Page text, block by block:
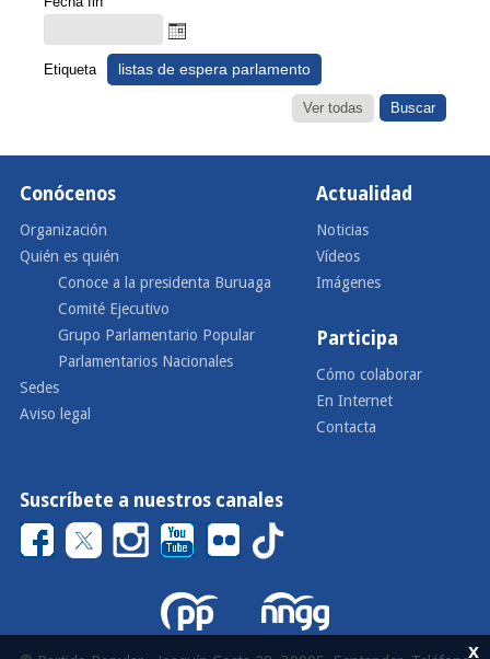
Etiqueta listas de espera parlamento
Ver todas
Conócenos
Organización
Quién es quién
Conoce a la presidenta Buruaga
Comité Ejecutivo
Grupo Parlamentario Popular
Parlamentarios Nacionales
Sedes
Aviso legal
Actualidad
Noticias
Vídeos
Imágenes
Participa
Cómo colaborar
En Internet
Contacta
Suscríbete a nuestros canales
x